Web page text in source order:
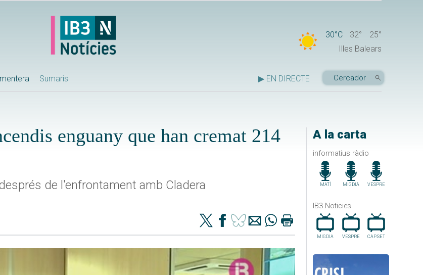
30°C 32°
25°
Illes Balears
Sumaris ▶ EN DIRECTE
A la carta
informatius ràdio
MATÍ MIGDIA VESPRE
IB3 Noticies
MIGDIA VESPRE CAP.SET
enguany que han cremat 214
de l'enfrontament amb Cladera